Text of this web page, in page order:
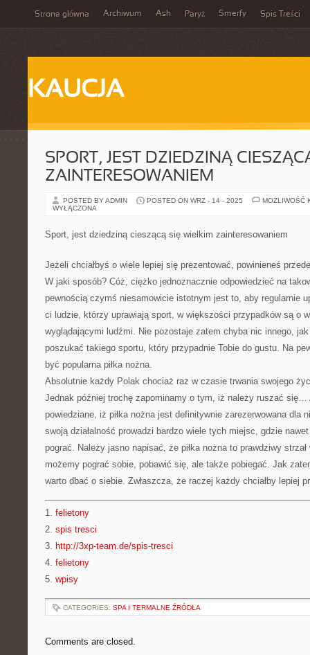
Strona główna Archiwum Ash Paryż Smerfy Spis Treści
KAUCJA
SPORT, JEST DZIEDZINĄ
ZAINTERESOWANIEM
POSTED BY ADMIN POSTED ON WRZ - 14 - 2025
MOŻLIWOŚĆ
WYŁĄCZONA
Sport, jest dziedziną cieszącą się wielkim zainteresowaniem
Jeżeli chciałbyś o wiele lepiej się prezentować, powinieneś
W jaki sposób? Cóż, ciężko jednoznacznie odpowiedzieć na
pewnością czymś niesamowicie istotnym jest to, aby regularnie
ci ludzie, którzy uprawiają sport, w większości przypadków są o
wyglądającymi ludźmi. Nie pozostaje zatem chyba nic innego,
poszukać takiego sportu, który przypadnie Tobie do gustu. Na
być popularna piłka nożna.
Absolutnie każdy Polak chociaż raz w czasie trwania swojego
Jednak później trochę zapominamy o tym, iż należy ruszać się…
powiedziane, iż piłka nożna jest definitywnie zarezerwowana dla
swoją działalność prowadzi bardzo wiele tych miejsc, gdzie
pograć. Należy jasno napisać, że piłka nożna to prawdziwy
możemy pograć sobie, pobawić się, ale także pobiegać. Jak
warto dbać o siebie. Zwłaszcza, że raczej każdy chciałby lepiej
1. felietony
2. spis tresci
3. http://3xp-team.de/spis-tresci
4. felietony
5. wpisy
CATEGORIES: SPA I TERMALNE ŹRÓDŁA
Comments are closed.